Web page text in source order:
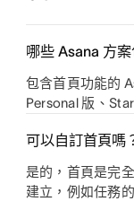
哪些 Asana 方
包含首頁功能的
Personal 版、
可以自訂首頁嗎
是的，首頁是完
建立，例如任務